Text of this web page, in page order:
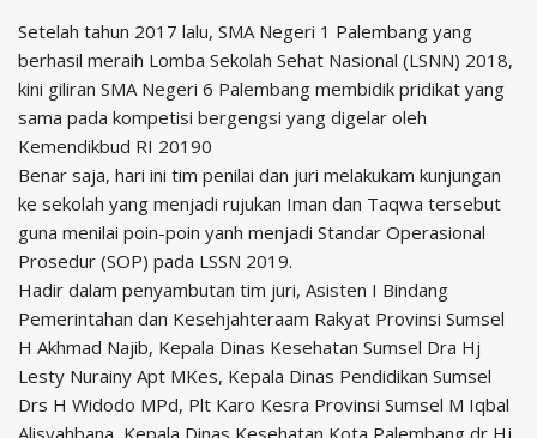
Setelah tahun 2017 lalu, SMA Negeri 1 Palembang yang
berhasil meraih Lomba Sekolah Sehat Nasional (LSNN) 2018,
kini giliran SMA Negeri 6 Palembang membidik pridikat yang
sama pada kompetisi bergengsi yang digelar oleh
Kemendikbud RI 20190
Benar saja, hari ini tim penilai dan juri melakukam kunjungan
ke sekolah yang menjadi rujukan Iman dan Taqwa tersebut
guna menilai poin-poin yanh menjadi Standar Operasional
Prosedur (SOP) pada LSSN 2019.
Hadir dalam penyambutan tim juri, Asisten I Bindang
Pemerintahan dan Kesehjahteraam Rakyat Provinsi Sumsel
H Akhmad Najib, Kepala Dinas Kesehatan Sumsel Dra Hj
Lesty Nurainy Apt MKes, Kepala Dinas Pendidikan Sumsel
Drs H Widodo MPd, Plt Karo Kesra Provinsi Sumsel M Iqbal